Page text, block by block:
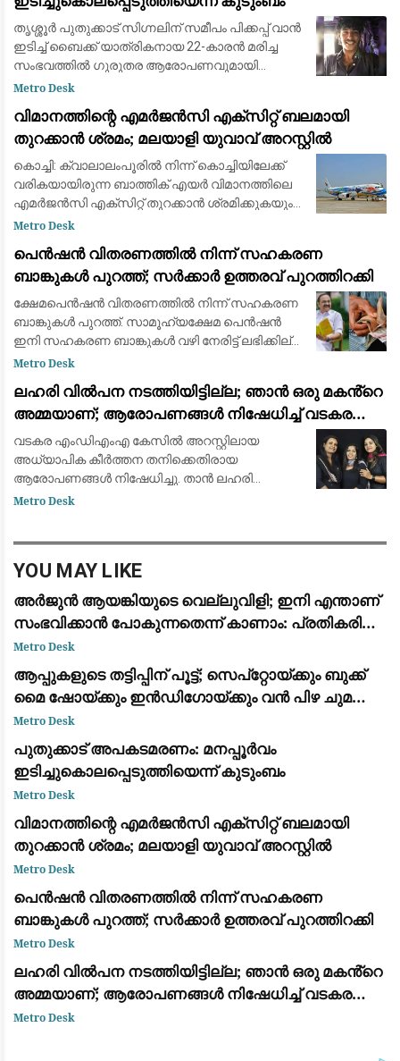
തൃശ്ശൂർ പുതുക്കാട് സിഗ്നലിന് സമീപം പിക്കപ്പ് വാൻ
ഇടിച്ച് ബൈക്ക് യാത്രികനായ 22-കാരൻ മരിച്ച
സംഭവത്തിൽ ഗുരുതര ആരോപണവുമായി
കുടുംബം. റോഡിലുണ്ടായ വാക്കുതർക്കത്തെ
Metro Desk
വിമാനത്തിന്റെ എമർജൻസി എക്സിറ്റ് ബലമായി
തുറക്കാൻ ശ്രമം; മലയാളി യുവാവ് അറസ്റ്റിൽ
കൊച്ചി: ക്വാലാലംപൂരിൽ നിന്ന് കൊച്ചിയിലേക്ക്
വരികയായിരുന്ന ബാത്തിക് എയർ വിമാനത്തിലെ
എമർജൻസി എക്സിറ്റ് തുറക്കാൻ ശ്രമിക്കുകയും
അതിന്റെ ജനൽ പാളിക്ക് കേടുപാടുകൾ
അറസ്റ
Metro Desk
പെൻഷൻ വിതരണത്തിൽ നിന്ന് സഹകരണ
ബാങ്കുകൾ പുറത്ത്; സർക്കാർ ഉത്തരവ് പുറത്തിറക്കി
ക്ഷേമപെൻഷൻ വിതരണത്തിൽ നിന്ന് സഹകരണ
ബാങ്കുകൾ പുറത്ത്. സാമൂഹ്യക്ഷേമ പെൻഷൻ
ഇനി സഹകരണ ബാങ്കുകൾ വഴി നേരിട്ട് ലഭിക്കില്ല.
പെൻഷൻ വിതരണത്തിൽ നിന്ന് സഹകരണ
പുറത്തിറക്കി. പെൻ
Metro Desk
ലഹരി വിൽപന നടത്തിയിട്ടില്ല; ഞാൻ ഒരു മകൻ്റെ
അമ്മയാണ്; ആരോപണങ്ങൾ നിഷേധിച്ച് വടകര
എംഡിഎംഎ കേസിൽ അറസ്റ്റിലായ കീർത്തന
വടകര എംഡിഎംഎ കേസിൽ അറസ്റ്റിലായ
അധ്യാപിക കീർത്തന തനിക്കെതിരായ
ആരോപണങ്ങൾ നിഷേധിച്ചു. താൻ ലഹരി
വിൽപന നടത്തിയിട്ടില്ലെന്നും ബാങ്ക് അക്കൗണ്ടിൽ
Metro Desk
YOU MAY LIKE
അര്‍ജുന്‍ ആയങ്കിയുടെ വെല്ലുവിളി; ഇനി എന്താണ്
സംഭവിക്കാന്‍ പോകുന്നതെന്ന് കാണാം: പ്രതികരിച്ച്
രമേശ് ചെന്നിത്തല
Metro Desk
ആപ്പുകളുടെ തട്ടിപ്പിന് പൂട്ട്; സെപ്റ്റോയ്ക്കും ബുക്ക്
മൈ ഷോയ്ക്കും ഇൻഡിഗോയ്ക്കും വൻ പിഴ ചുമത്തി
കേന്ദ്രം
Metro Desk
പുതുക്കാട് അപകടമരണം: മനപ്പൂർവം
ഇടിച്ചുകൊലപ്പെടുത്തിയെന്ന് കുടുംബം
Metro Desk
വിമാനത്തിന്റെ എമർജൻസി എക്സിറ്റ് ബലമായി
തുറക്കാൻ ശ്രമം; മലയാളി യുവാവ് അറസ്റ്റിൽ
Metro Desk
പെൻഷൻ വിതരണത്തിൽ നിന്ന് സഹകരണ
ബാങ്കുകൾ പുറത്ത്; സർക്കാർ ഉത്തരവ് പുറത്തിറക്കി
Metro Desk
ലഹരി വിൽപന നടത്തിയിട്ടില്ല; ഞാൻ ഒരു മകൻ്റെ
അമ്മയാണ്; ആരോപണങ്ങൾ നിഷേധിച്ച് വടകര
എംഡിഎംഎ കേസിൽ അറസ്റ്റിലായ കീർത്തന
Metro Desk